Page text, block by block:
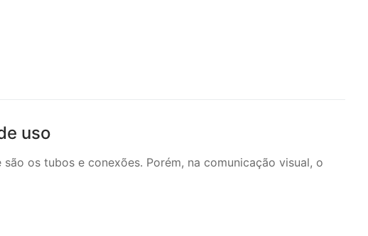
uso
os tubos e conexões. Porém, na comunicação visual, o